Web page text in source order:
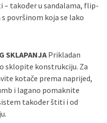
– također u sandalama, flip-
površinom koja se lako
SKLAPANJA Prikladan
sklopite konstrukciju. Za
kotače prema naprijed,
i lagano pomaknite
također štiti i od